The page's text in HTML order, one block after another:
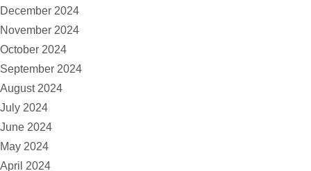
December 2024
November 2024
October 2024
September 2024
August 2024
July 2024
June 2024
May 2024
April 2024